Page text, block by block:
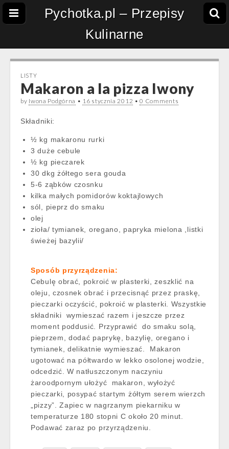
Pychotka.pl – Przepisy
Kulinarne
LISTY
Makaron a la pizza Iwony
by Iwona Podgórna • 16 stycznia 2012 •0 Comments
Składniki:
½ kg makaronu rurki
3 duże cebule
½ kg pieczarek
30 dkg żółtego sera gouda
5-6 ząbków czosnku
kilka małych pomidorów koktajlowych
sól, pieprz do smaku
olej
zioła/ tymianek, oregano, papryka mielona ,listki
świeżej bazylii/
Sposób przyrządzenia:
Cebulę obrać, pokroić w plasterki, zeszklić na
oleju, czosnek obrać i przecisnąć przez praskę,
pieczarki oczyścić, pokroić w plasterki. Wszystkie
składniki wymieszać razem i jeszcze przez
moment poddusić. Przyprawić do smaku solą,
pieprzem, dodać paprykę, bazylię, oregano i
tymianek, delikatnie wymieszać. Makaron
ugotować na półtwardo w lekko osolonej wodzie,
odcedzić. W natłuszczonym naczyniu
żaroodpornym ułożyć makaron, wyłożyć
pieczarki, posypać startym żółtym serem wierzch
„pizzy”. Zapiec w nagrzanym piekarniku w
temperaturze 180 stopni C około 20 minut.
Podawać zaraz po przyrządzeniu.